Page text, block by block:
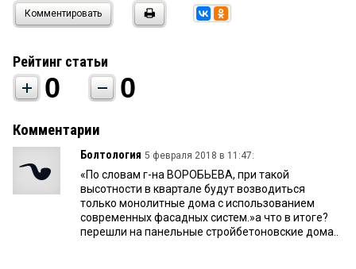
Комментировать
Рейтинг статьи
0 0
Комментарии
Болтология 5 февраля 2018 в 11:47:
«По словам г-на ВОРОБЬЕВА, при такой
высотности в квартале будут возводиться
только монолитные дома с использованием
современных фасадных систем.»а что в итоге?
перешли на панельные стройбетоновские дома..